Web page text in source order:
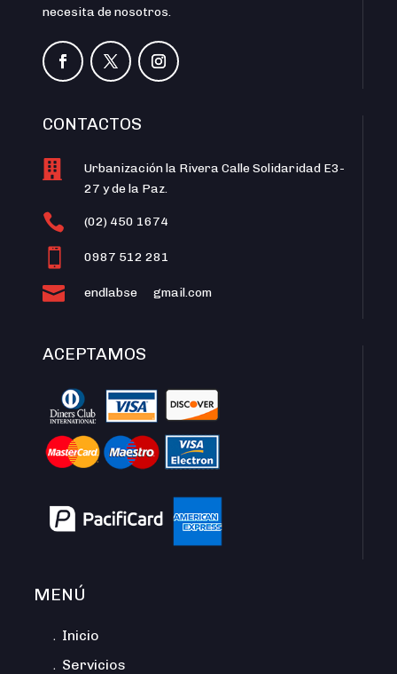
necesita de nosotros.
CONTACTOS

Urbanización la Rivera Calle Solidaridad E3-
27 y de la Paz.
 (02) 450 1674
 0987 512 281
 endlabse gmail.com
ACEPTAMOS
MENÚ
﹒Inicio
﹒Servicios